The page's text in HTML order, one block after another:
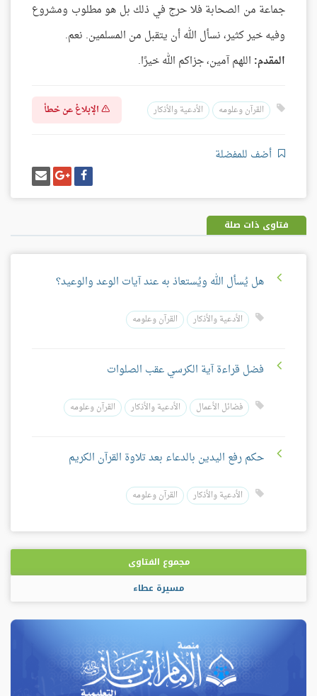
جماعة من الصحابة فلا حرج في ذلك بل هو مطلوب ومشروع
وفيه خير كثير، نسأل الله أن يتقبل من المسلمين. نعم.
المقدم: اللهم آمين، جزاكم الله خيرًا.
القرآن وعلومه الأدعية والأذكار الإبلاغ عن خطأ
أضف للمفضلة
شارك
على
فيسبوك
شارك
على
غوغل
بلس
إرسل
إيميل
فتاوى ذات صلة
هل يُسأل الله ويُستعاذ به عند آيات الوعد والوعيد؟
الأدعية والأذكار القرآن وعلومه
فضل قراءة آية الكرسي عقب الصلوات
فضائل الأعمال الأدعية والأذكار القرآن وعلومه
حكم رفع اليدين بالدعاء بعد تلاوة القرآن الكريم
الأدعية والأذكار القرآن وعلومه
مجموع الفتاوى
مسيرة عطاء